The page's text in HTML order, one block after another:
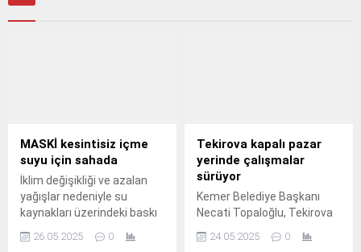
MASKİ kesintisiz içme
suyu için sahada
İklim değişikliği ve azalan
yağışlar nedeniyle su
kaynakları üzerindeki baskı
26.05.2025 0
Tekirova kapalı pazar
yerinde çalışmalar
sürüyor
Kemer Belediye Başkanı
Necati Topaloğlu, Tekirova
devam eden kapalı pazar
24.05.2025 0